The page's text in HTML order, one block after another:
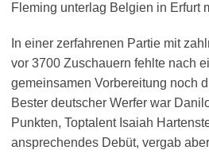
Fleming unterlag Belgien in Erfurt
In einer zerfahrenen Partie mit
vor 3700 Zuschauern fehlte nach
gemeinsamen Vorbereitung noch
Bester deutscher Werfer war
Punkten, Toptalent Isaiah
ansprechendes Debüt, vergab